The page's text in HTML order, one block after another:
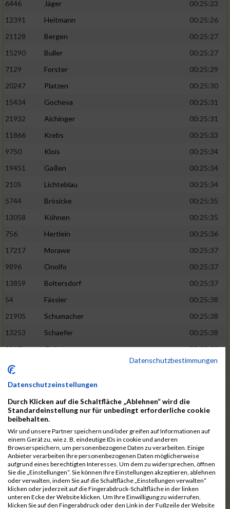
6446
Jäger
00:25:23
12391
Heitmann
00:25:26
21128
Bergen
00:25:27
15290
Buller
00:25:27
7129
Forster
00:25:29
20247
Platzen
00:25:30
15434
Gocheva
00:25:31
21932
Aichinger
00:25:31
11866
Krebs
00:25:33
9750
Klois
00:25:34
19451
Gaßen
00:25:34
2105
Lichteblau
00:25:34
5744
Brösicke
00:25:35
13058
Köhnen
00:25:35
756
Hertlein
00:25:36
17217
Morawe
00:25:37
9896
Onolfo
00:25:37
13859
Boltersdorf
00:25:37
54
Fässler
00:25:38
21905
Schumacher
00:25:38
13253
Schaefer
00:25:38
2317
Golbar
00:25:38
5561
00:25:38
12006
Laudien
9273
Nicotra
7717
Lades
00:25:38
15581
Adamczak
00:25:38
3162
Heilig
00:25:39
3107
Schork
00:25:40
5888
Regneri
00:25:41
8971
Bien 00:25:42
Datenschutzbestimmungen
Datenschutzeinstellungen
Durch Klicken auf die Schaltfläche „Ablehnen“ wird die
Standardeinstellung nur für unbedingt erforderliche cookie
beibehalten.
Wir und unsere Partner speichern und/oder greifen auf Informationen auf
einem Gerät zu, wie z. B. eindeutige IDs in cookie und anderen
Browserspeichern, um personenbezogene Daten zu verarbeiten. Einige
Anbieter verarbeiten Ihre personenbezogenen Daten möglicherweise
aufgrund eines berechtigten Interesses. Um dem zu widersprechen, öffnen
Sie die „Einstellungen“. Sie können Ihre Einstellungen akzeptieren, ablehnen
oder verwalten, indem Sie auf die Schaltfläche „Einstellungen verwalten“
klicken oder jederzeit auf die Fingerabdruck-Schaltfläche in der linken
unteren Ecke der Website klicken. Um Ihre Einwilligung zu widerrufen,
klicken Sie auf den Fingerabdruck oder den Link in der Fußzeile der Website